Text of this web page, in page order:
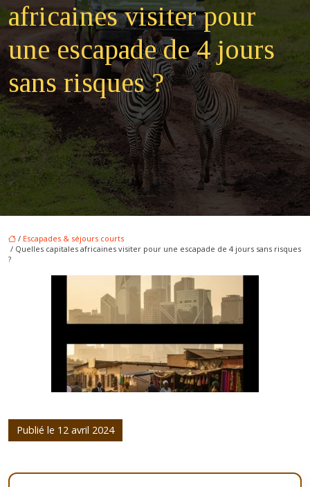
africaines visiter pour
une escapade de 4 jours
sans risques ?
/ Escapades & séjours courts
/ Quelles capitales africaines visiter pour une escapade de 4 jours sans risques
?
Publié le 12 avril 2024